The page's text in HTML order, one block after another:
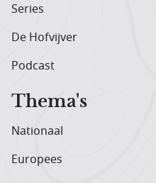
Series
De Hofvijver
Podcast
Thema's
Nationaal
Europees